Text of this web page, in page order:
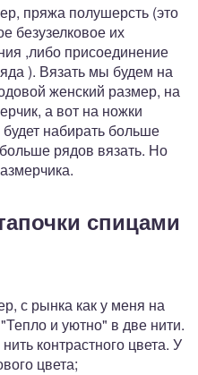
пряжа полушерсть (это
безузелковое их
,либо присоединение
). Вязать мы будем на
женский размер, на
а вот на ножки
набирать больше
рядов вязать. Но
спицами
с рынка как у меня на
и уютно" в две нити.
контрастного цвета. У
цвета;